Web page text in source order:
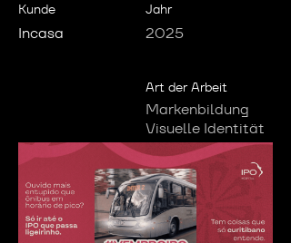
Kunde
Incasa
Jahr
2025
Art der Arbeit
Markenbildung
Visuelle Identität